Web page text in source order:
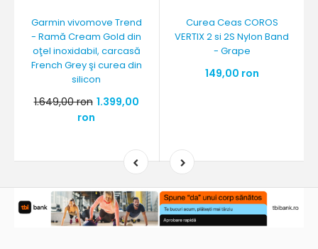
Garmin vivomove Trend
- Ramă Cream Gold din
oţel inoxidabil, carcasă
French Grey şi curea din
silicon
1.649,00 ron 1.399,00
ron
Curea Ceas COROS
VERTIX 2 si 2S Nylon Band
- Grape
149,00 ron